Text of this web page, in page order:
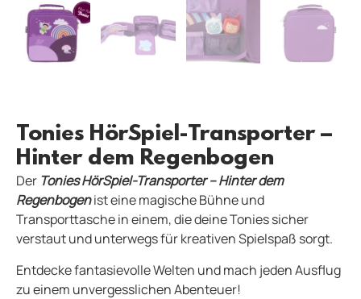
Tonies HörSpiel-Transporter –
Hinter dem Regenbogen
Der Tonies HörSpiel-Transporter – Hinter dem
Regenbogenist eine magische Bühne und
Transporttasche in einem, die deine Tonies sicher
verstaut und unterwegs für kreativen Spielspaß sorgt.
Entdecke fantasievolle Welten und mach jeden Ausflug
zu einem unvergesslichen Abenteuer!